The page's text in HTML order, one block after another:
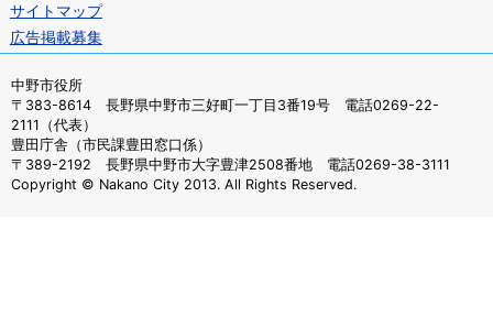
サイトマップ
広告掲載募集
中野市役所
〒383-8614 長野県中野市三好町一丁目3番19号 電話0269-22-
2111（代表）
豊田庁舎（市民課豊田窓口係）
〒389-2192 長野県中野市大字豊津2508番地 電話0269-38-3111
Copyright © Nakano City 2013. All Rights Reserved.